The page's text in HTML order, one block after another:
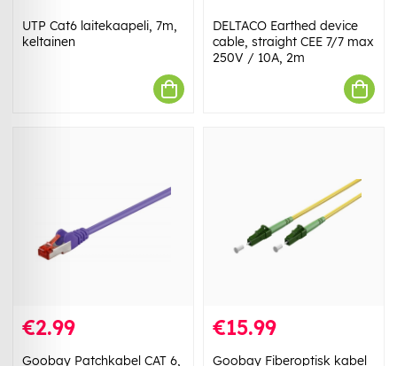
UTP Cat6 laitekaapeli, 7m,
keltainen
DELTACO Earthed device
cable, straight CEE 7/7 max
250V / 10A, 2m
€2.99
Goobay Patchkabel CAT 6,
€15.99
Goobay Fiberoptisk kabel